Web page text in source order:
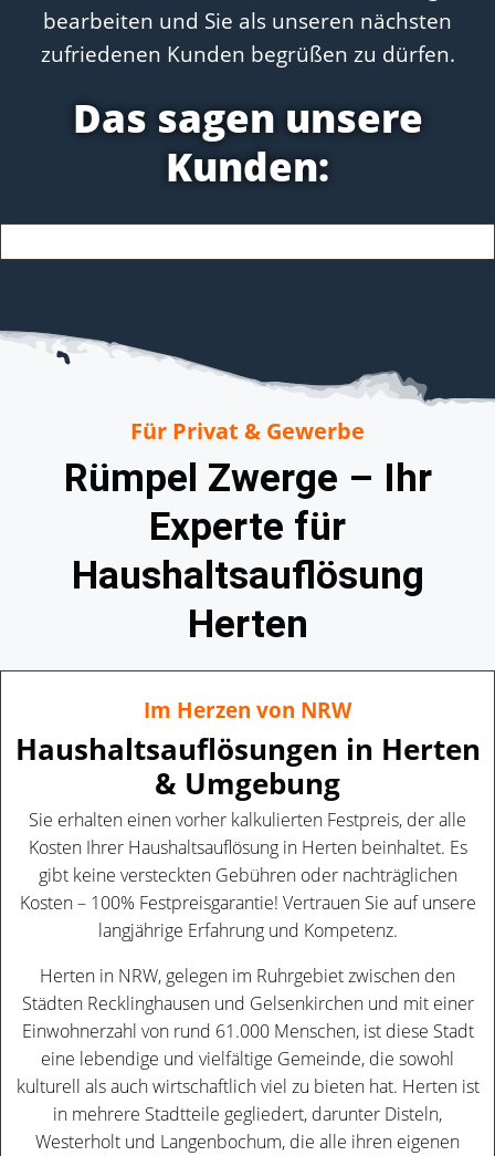
bearbeiten und Sie als unseren nächsten
zufriedenen Kunden begrüßen zu dürfen.
Das sagen unsere
Kunden:
Für Privat & Gewerbe
Rümpel Zwerge – Ihr
Experte für
Haushaltsauflösung
Herten
Im Herzen von NRW
Haushaltsauflösungen in Herten
& Umgebung
Sie erhalten einen vorher kalkulierten Festpreis, der alle
Kosten Ihrer Haushaltsauflösung in Herten beinhaltet. Es
gibt keine versteckten Gebühren oder nachträglichen
Kosten – 100% Festpreisgarantie! Vertrauen Sie auf unsere
langjährige Erfahrung und Kompetenz.
Herten in NRW, gelegen im Ruhrgebiet zwischen den
Städten Recklinghausen und Gelsenkirchen und mit einer
Einwohnerzahl von rund 61.000 Menschen, ist diese Stadt
eine lebendige und vielfältige Gemeinde, die sowohl
kulturell als auch wirtschaftlich viel zu bieten hat. Herten ist
in mehrere Stadtteile gegliedert, darunter Disteln,
Westerholt und Langenbochum, die alle ihren eigenen